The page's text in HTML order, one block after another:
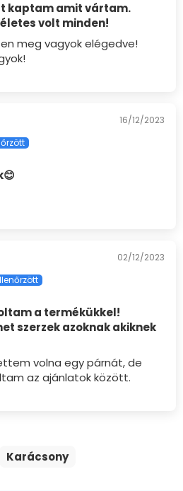
kaptam amit vártam.
volt minden!
meg vagyok elégedve!
16/12/2023
02/12/2023
a termékükkel!
szerzek azoknak akiknek
volna egy párnát, de
az ajánlatok között.
Karácsony